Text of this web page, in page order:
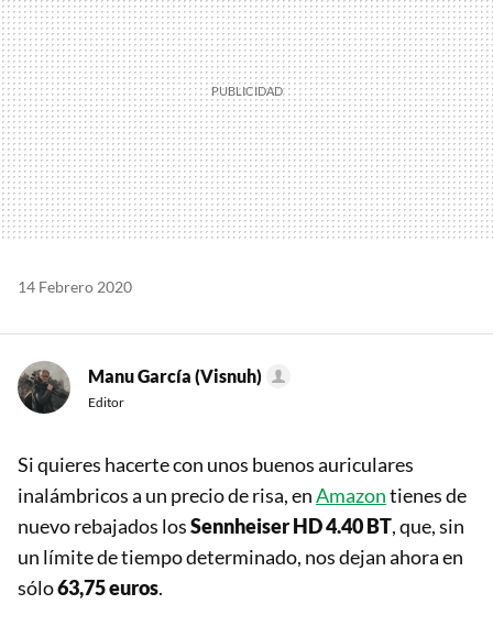
14 Febrero 2020
Manu García (Visnuh)
Editor
Si quieres hacerte con unos buenos auriculares
inalámbricos a un precio de risa, enAmazontienes de
nuevo rebajados losSennheiser HD 4.40 BT, que, sin
un límite de tiempo determinado, nos dejan ahora en
sólo63,75 euros.